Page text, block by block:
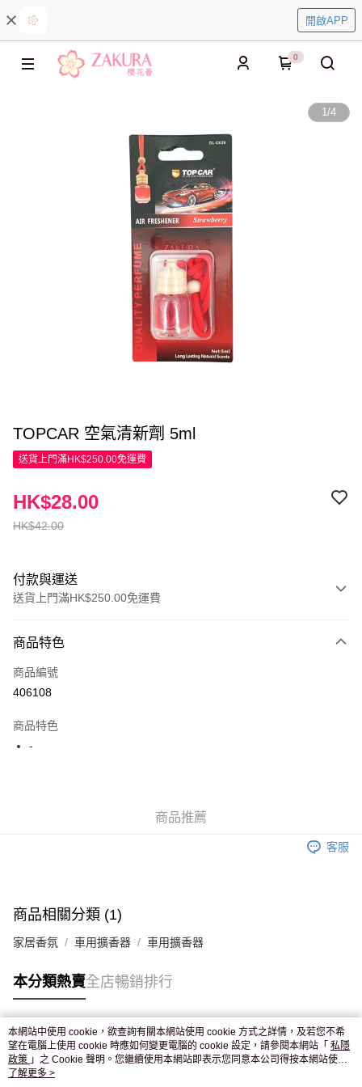
開啟APP
0
1/4
TOPCAR 空氣清新劑 5ml
送貨上門滿HK$250.00免運費
HK$42.00
HK$28.00
付款與運送
送貨上門滿HK$250.00免運費
信用卡
Apple Pay
JD京東物流，訂單確認發貨後2-4個工作天送達
商品特色
商品編號
406108
商品特色
-
商品推薦
客服
商品相關分類 (1)
家居香氛 車用擴香器 車用擴香器
本分類熱賣全店暢銷排行
熱門標籤
熱銷排行
本網站中使用 cookie，欲查詢有關本網站使用 cookie 方式之詳情，及若您不希
望在電腦上使用 cookie 時應如何變更電腦的 cookie 設定，請參閱本網站「 私隱
政策 」之 Cookie 聲明。您繼續使用本網站即表示您同意本公司得按本網站使用
條款之 Cookie 聲明使用 cookie。
了解更多 >